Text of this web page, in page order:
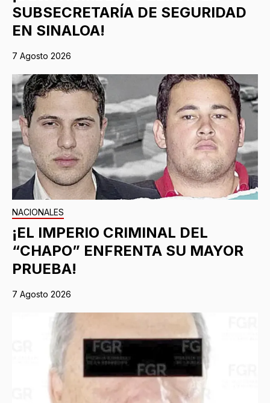
SUBSECRETARÍA DE SEGURIDAD
EN SINALOA!
7 Agosto 2026
NACIONALES
¡EL IMPERIO CRIMINAL DEL
“CHAPO” ENFRENTA SU MAYOR
PRUEBA!
7 Agosto 2026